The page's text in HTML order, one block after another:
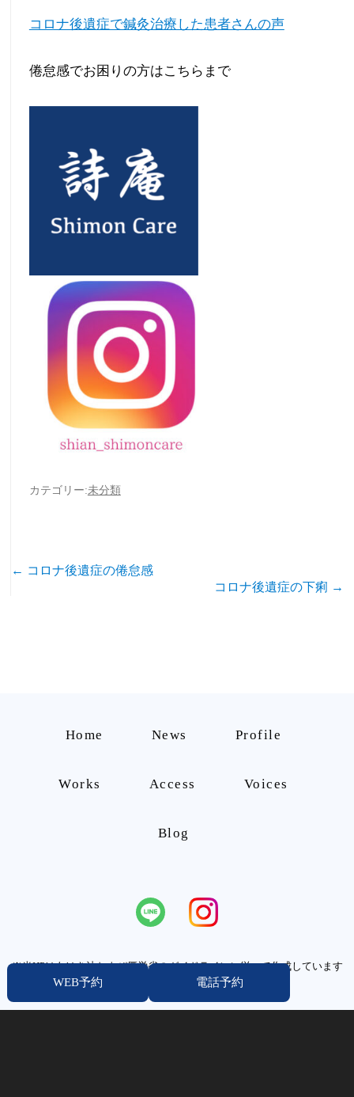
コロナ後遺症で鍼灸治療した患者さんの声
倦怠感でお困りの方はこちらまで
カテゴリー:未分類
投
← コロナ後遺症の倦怠感
コロナ後遺症の下痢 →
Home News Profile
Works Access Voices
Blog
※当HPはあはき法および厚労省のガイドラインに従って作成しています
https://www.mhlw.go.jp/content/10801000/000510988.pdf ）
WEB予約 電話予約